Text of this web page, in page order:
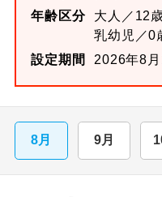
年齢区分
大人／12
乳幼児／0
設定期間
2026年8
8月 9月